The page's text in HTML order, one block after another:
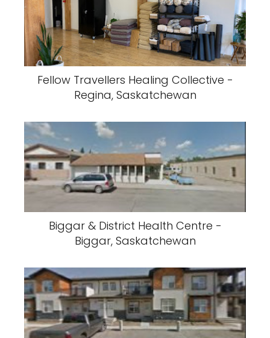
Fellow Travellers Healing Collective -
Regina, Saskatchewan
Biggar & District Health Centre -
Biggar, Saskatchewan